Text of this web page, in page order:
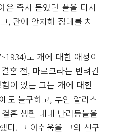
온 즉시 묻었던 폴을 다시
, 관에 안치해 장례를 치
도 개에 대한 애정이
혼 전, 마르코라는 반려견
이 있는 그는 개에 대한
도 불구하고, 부인 알리스
혼 생활 내내 반려동물을
다. 그 아쉬움을 그의 친구